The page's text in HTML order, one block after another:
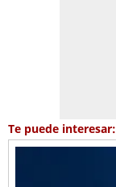
Te puede interesar: